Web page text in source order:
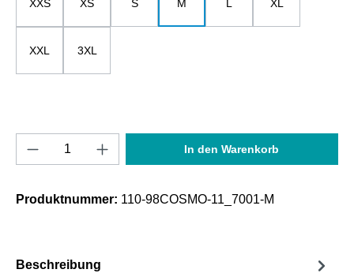
XXS XS S M L XL
XXL 3XL
Produkt Anzahl: Gib den gewünschten
In den Warenkorb
Produktnummer: 110-98COSMO-11_7001-M
Beschreibung